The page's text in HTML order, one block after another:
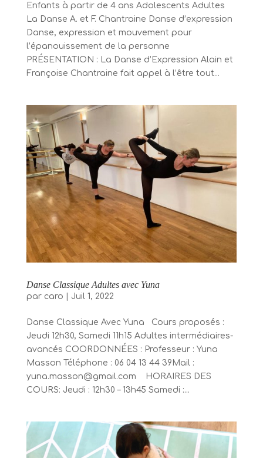
Enfants à partir de 4 ans Adolescents Adultes
La Danse A. et F. Chantraine Danse d’expression
Danse, expression et mouvement pour
l’épanouissement de la personne
PRÉSENTATION : La Danse d’Expression Alain et
Françoise Chantraine fait appel à l’être tout...
Danse Classique Adultes avec Yuna
par caro Juil 1, 2022
Danse Classique Avec Yuna Cours proposés :
Jeudi 12h30, Samedi 11h15 Adultes intermédiaires-
avancés COORDONNÉES : Professeur : Yuna
Masson Téléphone : 06 04 13 44 39Mail :
yuna.masson@gmail.com HORAIRES DES
COURS: Jeudi : 12h30 – 13h45 Samedi :...